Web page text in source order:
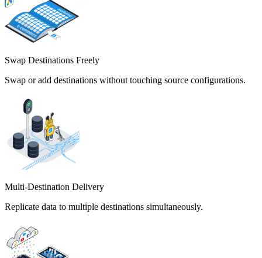
Swap Destinations Freely
Swap or add destinations without touching source configurations.
Multi-Destination Delivery
Replicate data to multiple destinations simultaneously.